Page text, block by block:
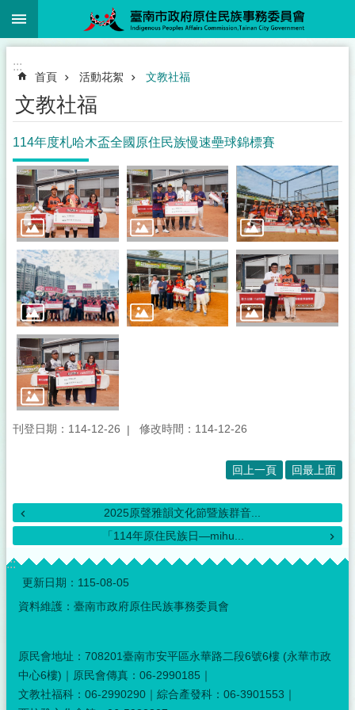
跳到主要內容區塊
:::
首頁 活動花絮 文教社福
文教社福
114年度札哈木盃全國原住民族慢速壘球錦標賽
刊登日期：114-12-26 修改時間：114-12-26
回上一頁 回最上面
2025原聲雅韻文化節暨族群音...
「114年原住民族日—mihu...
:::
更新日期： 115-08-05
資料維護：臺南市政府原住民族事務委員會
原民會地址：708201臺南市安平區永華路二段6號6樓 (永華市政
中心6樓)｜原民會傳真：06-2990185｜
文教社福科：06-2990290｜綜合產發科：06-3901553｜